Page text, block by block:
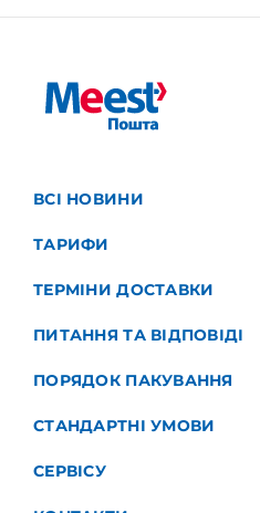
ВСІ НОВИНИ
ТАРИФИ
ТЕРМІНИ ДОСТАВКИ
ПИТАННЯ ТА ВІДПОВІДІ
ПОРЯДОК ПАКУВАННЯ
СТАНДАРТНІ УМОВИ
СЕРВІСУ